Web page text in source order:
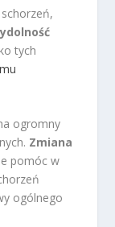
tych
ogromny
Zmiana
pomóc w
ogólnego